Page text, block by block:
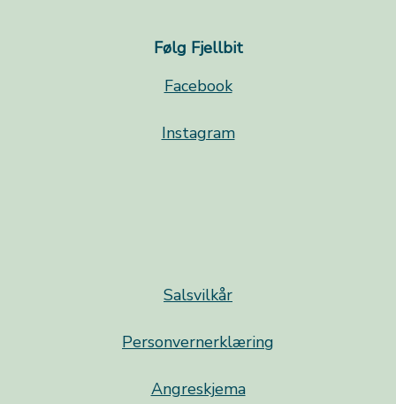
Følg Fjellbit
Facebook
Instagram
Salsvilkår
Personvernerklæring
Angreskjema